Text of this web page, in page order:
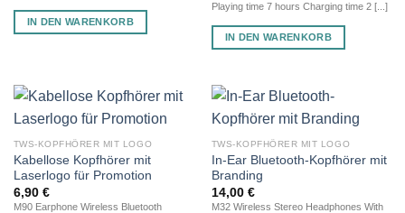
IN DEN WARENKORB
Playing time 7 hours Charging time 2 [...]
IN DEN WARENKORB
TWS-KOPFHÖRER MIT LOGO
Kabellose Kopfhörer mit
Laserlogo für Promotion
6,90 €
M90 Earphone Wireless Bluetooth
TWS-KOPFHÖRER MIT LOGO
In-Ear Bluetooth-Kopfhörer mit
Branding
14,00 €
M32 Wireless Stereo Headphones With